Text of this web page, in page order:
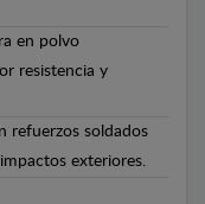
en polvo
resistencia y
refuerzos soldados
exteriores.